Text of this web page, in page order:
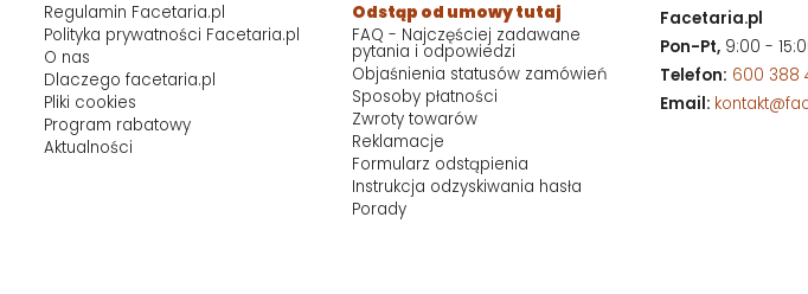
Regulamin Facetaria.pl
Polityka prywatności Facetaria.pl
O nas
Dlaczego facetaria.pl
Pliki cookies
Program rabatowy
Aktualności
Odstąp od umowy tutaj
FAQ - Najczęściej zadawane
pytania i odpowiedzi
Objaśnienia statusów zamówień
Sposoby płatności
Zwroty towarów
Reklamacje
Formularz odstąpienia
Instrukcja odzyskiwania hasła
Porady
Facetaria.pl
Pon-Pt, 9:00 -
Telefon: 600 388
Email: